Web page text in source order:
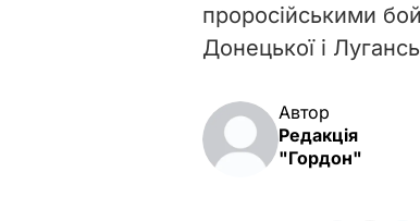
проросійськими
Донецької і
Автор
Редакція
"Гордон"